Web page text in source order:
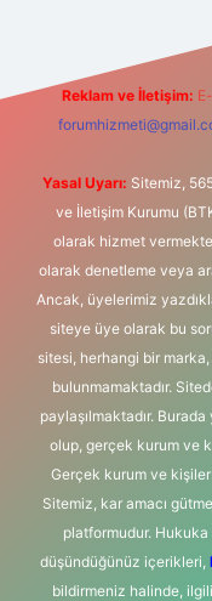
Reklam ve İletişim:
Yasal Uyarı: Sitemiz,
ve İletişim Kurumu
olarak hizmet
olarak denetleme veya
Ancak, üyelerimiz
siteye üye olarak bu
sitesi, herhangi bir
bulunmamaktadır.
paylaşılmaktadır.
olup, gerçek kurum ve
Gerçek kurum ve
Sitemiz, kar amacı
platformudur. Hukuka
düşündüğünüz içerikleri,
bildirmeniz halinde,